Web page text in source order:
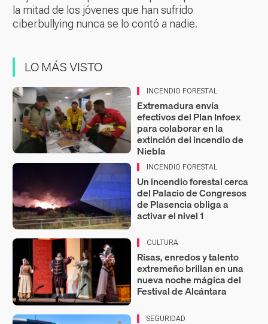
la mitad de los jóvenes que han sufrido
ciberbullying nunca se lo contó a nadie.
LO MÁS VISTO
INCENDIO FORESTAL
Extremadura envía
efectivos del Plan Infoex
para colaborar en la
extinción del incendio de
Niebla
INCENDIO FORESTAL
Un incendio forestal cerca
del Palacio de Congresos
de Plasencia obliga a
activar el nivel 1
CULTURA
Risas, enredos y talento
extremeño brillan en una
nueva noche mágica del
Festival de Alcántara
SEGURIDAD